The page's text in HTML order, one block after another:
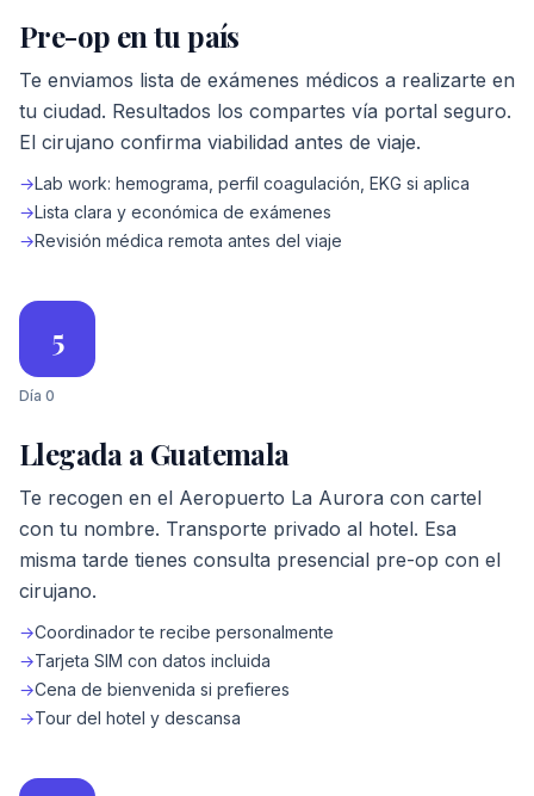
Pre-op en tu país
Te enviamos lista de exámenes médicos a realizarte en
tu ciudad. Resultados los compartes vía portal seguro.
El cirujano confirma viabilidad antes de viaje.
→Lab work: hemograma, perfil coagulación, EKG si aplica
→Lista clara y económica de exámenes
→Revisión médica remota antes del viaje
5
Día 0
Llegada a Guatemala
Te recogen en el Aeropuerto La Aurora con cartel
con tu nombre. Transporte privado al hotel. Esa
misma tarde tienes consulta presencial pre-op con el
cirujano.
→Coordinador te recibe personalmente
→Tarjeta SIM con datos incluida
→Cena de bienvenida si prefieres
→Tour del hotel y descansa